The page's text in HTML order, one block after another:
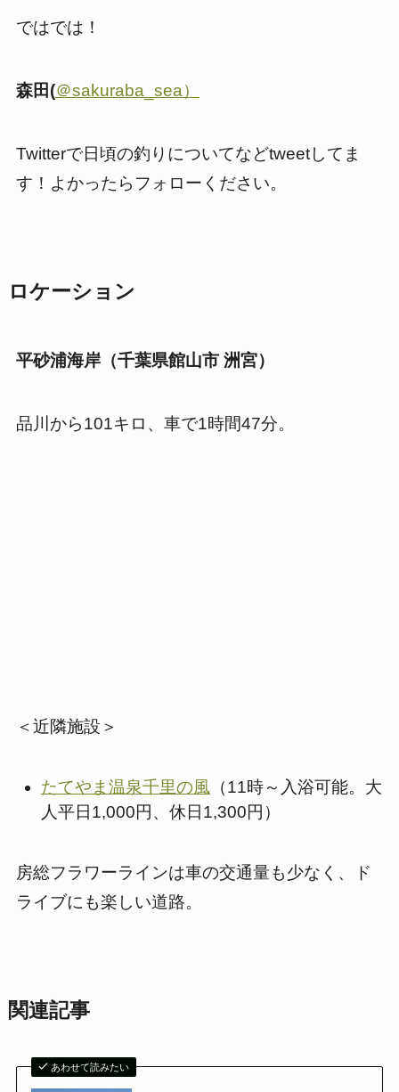
ではでは！
森田(＠sakuraba_sea）
Twitterで日頃の釣りについてなどtweetしてま
す！よかったらフォローください。
ロケーション
平砂浦海岸（千葉県館山市 洲宮）
品川から101キロ、車で1時間47分。
＜近隣施設＞
たてやま温泉千里の風 （11時～入浴可能。大
人平日1,000円、休日1,300円）
房総フラワーラインは車の交通量も少なく、ド
ライブにも楽しい道路。
関連記事
あわせて読みたい